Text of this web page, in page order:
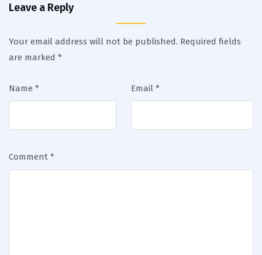
Leave a Reply
Your email address will not be published. Required fields
are marked *
Name * Email *
Comment *